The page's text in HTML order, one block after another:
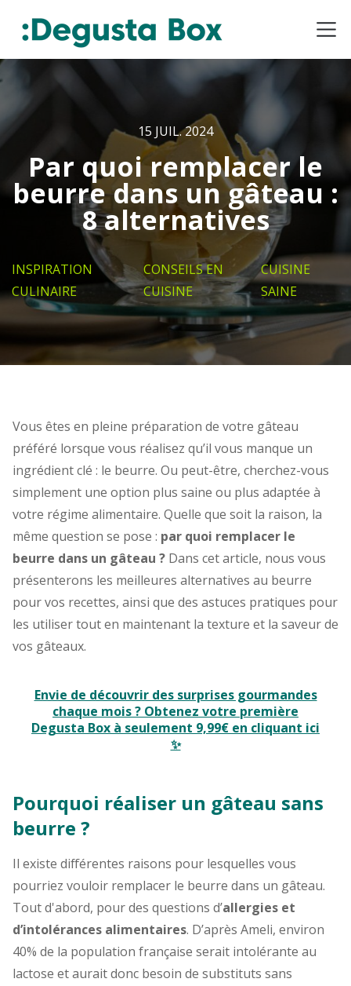
15 JUIL. 2024
Par quoi remplacer le
beurre dans un gâteau :
8 alternatives
INSPIRATION
CULINAIRE
CONSEILS EN
CUISINE
CUISINE
SAINE
Vous êtes en pleine préparation de votre gâteau
préféré lorsque vous réalisez qu’il vous manque un
ingrédient clé : le beurre. Ou peut-être, cherchez-vous
simplement une option plus saine ou plus adaptée à
votre régime alimentaire. Quelle que soit la raison, la
même question se pose : par quoi remplacer le
beurre dans un gâteau ? Dans cet article, nous vous
présenterons les meilleures alternatives au beurre
pour vos recettes, ainsi que des astuces pratiques pour
les utiliser tout en maintenant la texture et la saveur de
vos gâteaux.
Envie de découvrir des surprises gourmandes
chaque mois ? Obtenez votre première
Degusta Box à seulement 9,99€ en cliquant ici
✨
Pourquoi réaliser un gâteau sans
beurre ?
Il existe différentes raisons pour lesquelles vous
pourriez vouloir remplacer le beurre dans un gâteau.
Tout d'abord, pour des questions d’allergies et
d’intolérances alimentaires. D’après Ameli, environ
40% de la population française serait intolérante au
lactose et aurait donc besoin de substituts sans